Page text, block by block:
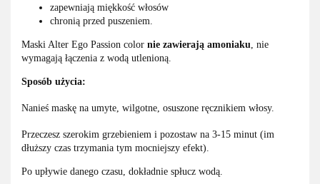
zapewniają miękkość włosów
chronią przed puszeniem.
Maski Alter Ego Passion color nie zawierają amoniaku , nie
wymagają łączenia z wodą utlenioną.
Sposób użycia:
Nanieś maskę na umyte, wilgotne, osuszone ręcznikiem włosy.
Przeczesz szerokim grzebieniem i pozostaw na 3-15 minut (im
dłuższy czas trzymania tym mocniejszy efekt).
Po upływie danego czasu, dokładnie spłucz wodą.